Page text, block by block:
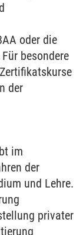
oder die
besondere
der
im
der
und Lehre.
privater